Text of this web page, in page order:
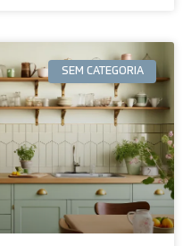
SEM CATEGORIA